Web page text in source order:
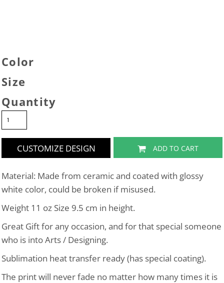
Color
Size
Quantity
CUSTOMIZE DESIGN ADD TO CART
Material: Made from ceramic and coated with glossy
white color, could be broken if misused.
Weight 11 oz Size 9.5 cm in height.
Great Gift for any occasion, and for that special someone
who is into Arts / Designing.
Sublimation heat transfer ready (has special coating).
The print will never fade no matter how many times it is